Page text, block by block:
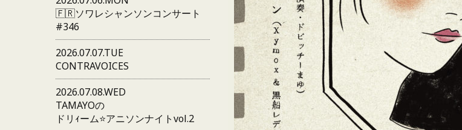
🇫🇷ソワレシャンソンコンサート
#346
2026.07.07.TUE
CONTRAVOICES
2026.07.08.WED
TAMAYOの
ドリｨーム⭐️アニソンナイトvol.2